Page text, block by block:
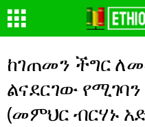
ከገጠመን ችግር
ልናደርገው
(መምህር ብርሃኑ